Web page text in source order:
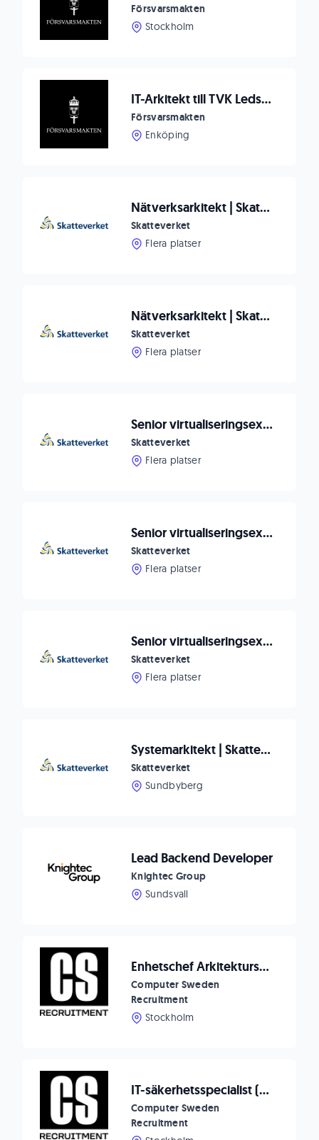
Försvarsmakten
Stockholm
IT-Arkitekt till TVK Ledsyst – forma framtidens ledningssystem i Försvarsmakten
Försvarsmakten
Enköping
Nätverksarkitekt | Skatteverket
Skatteverket
Flera platser
Nätverksarkitekt | Skatteverket
Skatteverket
Flera platser
Senior virtualiseringsexpert - VMware Cloud Foundation (VCF)
Skatteverket
Flera platser
Senior virtualiseringsexpert - VMware Cloud Foundation (VCF)
Skatteverket
Flera platser
Senior virtualiseringsexpert - VMware Cloud Foundation (VCF)
Skatteverket
Flera platser
Systemarkitekt | Skatteverket
Skatteverket
Sundbyberg
Lead Backend Developer
Knightec Group
Sundsvall
Enhetschef Arkitekturstyrning till Svenska kraftnät
Computer Sweden
Recruitment
Stockholm
IT-säkerhetsspecialist (arkitektur, anskaffning & compliance) till Trafikförvaltningen
Computer Sweden
Recruitment